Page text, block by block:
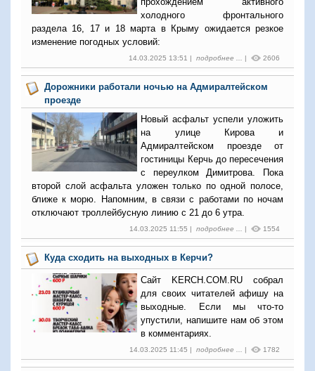
холодного фронтального
раздела 16, 17 и 18 марта в Крыму ожидается резкое
изменение погодных условий:
14.03.2025 13:51 | подробнее ... | 2606
Дорожники работали ночью на Адмиралтейском
проезде
Новый асфальт успели уложить
на улице Кирова и
Адмиралтейском проезде от
гостиницы Керчь до пересечения
с переулком Димитрова. Пока
второй слой асфальта уложен только по одной полосе,
ближе к морю. Напомним, в связи с работами по ночам
отключают троллейбусную линию с 21 до 6 утра.
14.03.2025 11:55 | подробнее ... | 1554
Куда сходить на выходных в Керчи?
Сайт KERCH.COM.RU собрал
для своих читателей афишу на
выходные. Если мы что-то
упустили, напишите нам об этом
в комментариях.
14.03.2025 11:45 | подробнее ... | 1782